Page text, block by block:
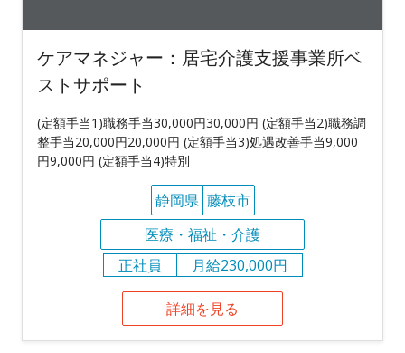
ケアマネジャー：居宅介護支援事業所ベ
ストサポート
(定額手当1)職務手当30,000円30,000円 (定額手当2)職務調
整手当20,000円20,000円 (定額手当3)処遇改善手当9,000
円9,000円 (定額手当4)特別
静岡県 藤枝市
医療・福祉・介護
正社員
月給230,000円
詳細を見る